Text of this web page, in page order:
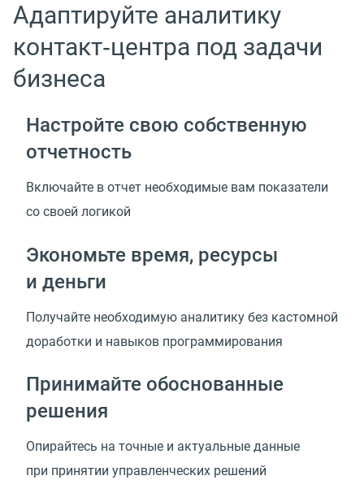
Адаптируйте аналитику
контакт‑центра под задачи
бизнеса
Настройте свою собственную
отчетность
Включайте в отчет необходимые вам показатели
со своей логикой
Экономьте время, ресурсы
и деньги
Получайте необходимую аналитику без кастомной
доработки и навыков программирования
Принимайте обоснованные
решения
Опирайтесь на точные и актуальные данные
при принятии управленческих решений